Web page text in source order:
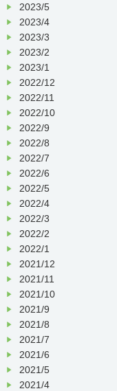
2023/5
2023/4
2023/3
2023/2
2023/1
2022/12
2022/11
2022/10
2022/9
2022/8
2022/7
2022/6
2022/5
2022/4
2022/3
2022/2
2022/1
2021/12
2021/11
2021/10
2021/9
2021/8
2021/7
2021/6
2021/5
2021/4